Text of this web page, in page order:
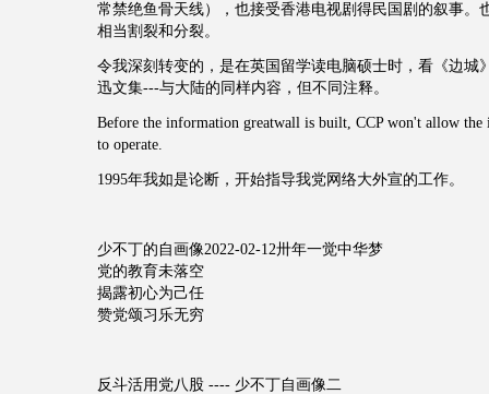
常禁绝鱼骨天线），也接受香港电视剧得民国剧的叙事。
相当割裂和分裂。
令我深刻转变的，是在英国留学读电脑硕士时，看《边城
迅文集---与大陆的同样内容，但不同注释。
Before the information greatwall is built, CCP won't allow
to operate.
1995年我如是论断，开始指导我党网络大外宣的工作。
少不丁的自画像2022-02-12卅年一觉中华梦
党的教育未落空
揭露初心为己任
赞党颂习乐无穷
反斗活用党八股 ---- 少不丁自画像二